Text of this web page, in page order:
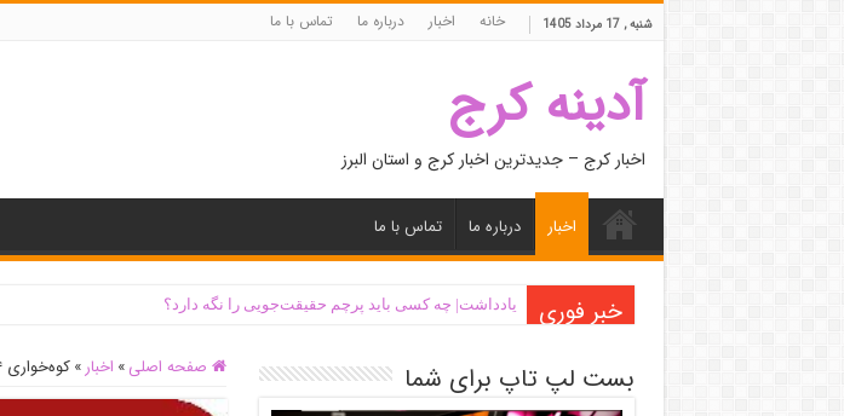
شنبه , 17 مرداد 1405 خانه اخبار درباره ما تماس با ما
آدینه کرج
اخبار کرج – جدیدترین اخبار کرج و استان البرز
اخبار درباره ما تماس با ما
خبر فوری یادداشت| ‌چه کسی باید پرچم حقیقت‌جویی را نگه دارد؟
صفحه اصلی » اخبار » کوه‌خواری ۴ هکتاری در استان البرز با ورود دستگاه قضایی قلع و قمع شد بست لپ تاپ برای شما